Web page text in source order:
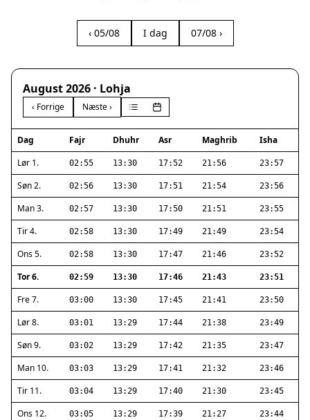
‹ 05/08 I dag 07/08 ›
August 2026 · Lohja
‹ Forrige Næste ›
Dag Fajr Dhuhr Asr Maghrib
Isha
Lør 1.
02:55 13:30 17:52 21:56 23:57
Søn 2. 02:56 13:30 17:51 21:54 23:56
Man 3. 02:57 13:30 17:50 21:51 23:55
Tir 4. 02:58 13:30 17:49 21:49 23:54
Ons 5. 02:58 13:30 17:47 21:46 23:52
Tor 6. 02:59 13:30 17:46 21:43 23:51
Fre 7. 03:00 13:30 17:45 21:41 23:50
Lør 8. 03:01 13:29 17:44 21:38 23:49
Søn 9. 03:02 13:29 17:42 21:35 23:47
Man 10. 03:03 13:29 17:41 21:32 23:46
Tir 11. 03:04 13:29 17:40 21:30 23:45
Ons 12. 03:05 13:29 17:39 21:27 23:44